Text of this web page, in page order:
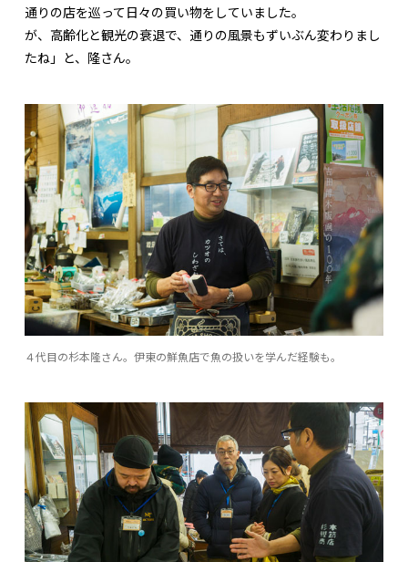
通りの店を巡って日々の買い物をしていました。
が、高齢化と観光の衰退で、通りの風景もずいぶん変わりまし
たね」と、隆さん。
４代目の杉本隆さん。伊東の鮮魚店で魚の扱いを学んだ経験も。